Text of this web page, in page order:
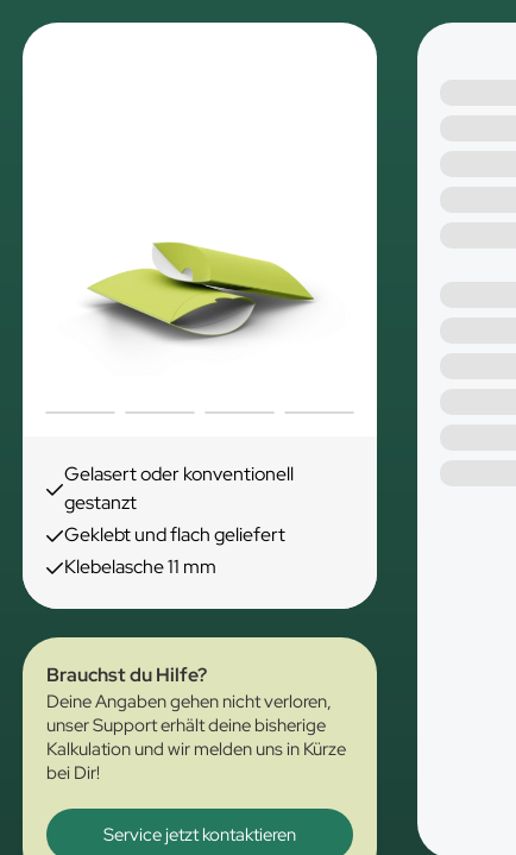
Gelasert oder konventionell
gestanzt
Geklebt und flach geliefert
Klebelasche 11 mm
Brauchst du Hilfe?
Deine Angaben gehen nicht verloren,
unser Support erhält deine bisherige
Kalkulation und wir melden uns in Kürze
bei Dir!
Service jetzt kontaktieren